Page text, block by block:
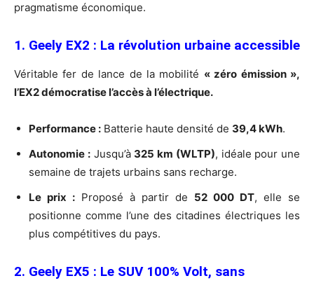
pragmatisme économique.
1. Geely EX2 : La révolution urbaine accessible
Véritable fer de lance de la mobilité « zéro émission »,
l’EX2 démocratise l’accès à l’électrique.
Performance : Batterie haute densité de 39,4 kWh.
Autonomie :Jusqu’à 325 km (WLTP), idéale pour une
semaine de trajets urbains sans recharge.
Le prix : Proposé à partir de 52 000 DT, elle se
positionne comme l’une des citadines électriques les
plus compétitives du pays.
2. Geely EX5 : Le SUV 100% Volt, sans